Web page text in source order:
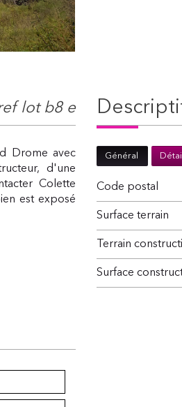
lot b8 e
Drome avec
d'une
Colette
est exposé
Général
Code postal
surface terrain
Terrain
Surface